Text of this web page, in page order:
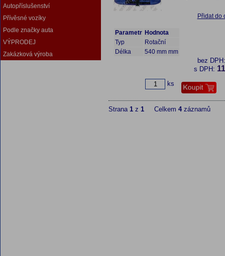
Autopříslušenství
Přívěsné vozíky
Podle značky auta
VÝPRODEJ
Zakázková výroba
Přidat do
Parametr Hodnota
Typ
Rotační
Délka
540 mm mm
bez
s DPH:
ks
Strana 1z 1Celkem 4záznamů